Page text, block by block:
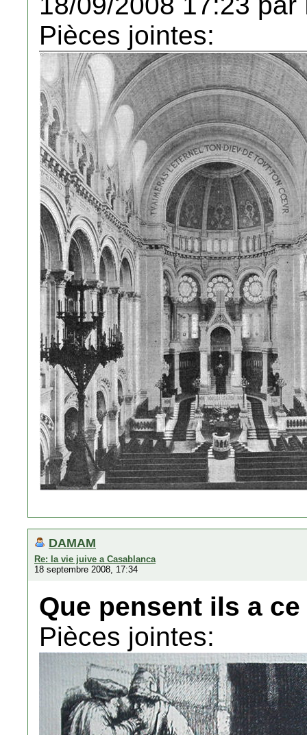
Pièces jointes:
DAMAM
Re: la vie juive a Casablanca
18 septembre 2008, 17:34
Que pensent ils a
Pièces jointes: